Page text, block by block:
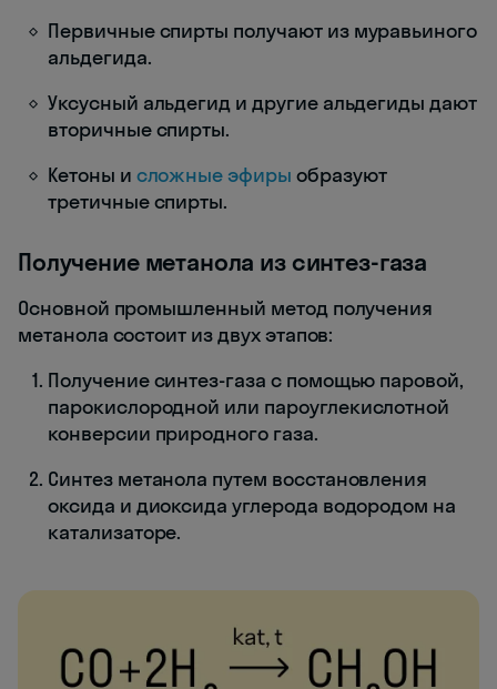
Первичные спирты получают из муравьиного
альдегида.
Уксусный альдегид и другие альдегиды дают
вторичные спирты.
Кетоны и сложные эфиры образуют
третичные спирты.
Получение метанола из синтез-газа
Основной промышленный метод получения
метанола состоит из двух этапов:
Получение синтез-газа с помощью паровой,
парокислородной или пароуглекислотной
конверсии природного газа.
Синтез метанола путем восстановления
оксида и диоксида углерода водородом на
катализаторе.